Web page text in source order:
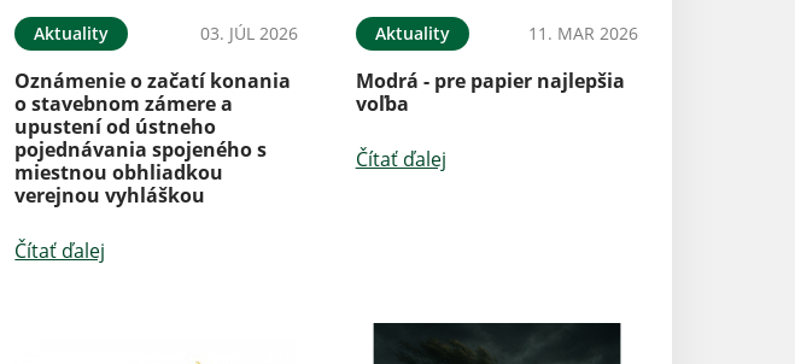
Aktuality 03. JÚL 2026
Oznámenie o začatí konania
o stavebnom zámere a
upustení od ústneho
pojednávania spojeného s
miestnou obhliadkou
verejnou vyhláškou
Čítať ďalej
Aktuality 11. MAR 2026
Modrá - pre papier najlepšia
voľba
Čítať ďalej